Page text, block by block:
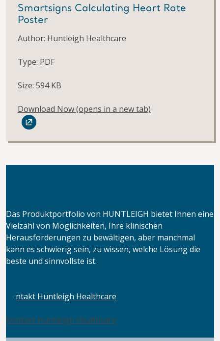
Smartsigns Calculating Heart Rate
Poster
Author: Huntleigh Healthcare
Type: PDF
Size: 594 KB
Download Now(opens in a new tab)
Das Produktportfolio von HUNTLEIGH bietet Ihnen eine
Vielzahl von Möglichkeiten, Ihre klinischen
Herausforderungen zu bewältigen, aber manchmal
kann es schwierig sein, zu wissen, welche Lösung die
beste und sinnvollste ist.
Kontakt Huntleigh Healthcare
Kontakt Huntleigh Healthcare